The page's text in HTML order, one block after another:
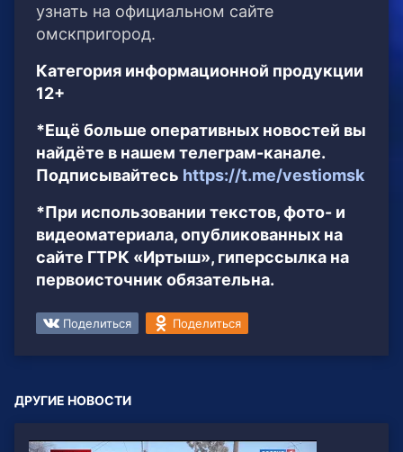
узнать на официальном сайте
омскпригород.
Категория информационной продукции
12+
*Ещё больше оперативных новостей вы
найдёте в нашем телеграм-канале.
Подписывайтесь https://t.me/vestiomsk
*При использовании текстов, фото- и
видеоматериала, опубликованных на
сайте ГТРК «Иртыш», гиперссылка на
первоисточник обязательна.
Поделиться Поделиться
ДРУГИЕ НОВОСТИ